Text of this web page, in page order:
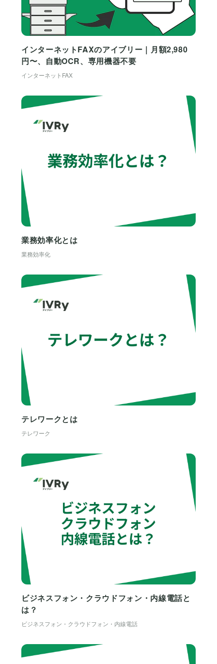
インターネットFAXのアイブリー｜月額2,980
円〜、自動OCR、専用機器不要
インターネットFAX
業務効率化とは
業務効率化
テレワークとは
テレワーク
ビジネスフォン・クラウドフォン・内線電話と
は？
ビジネスフォン・クラウドフォン・内線電話